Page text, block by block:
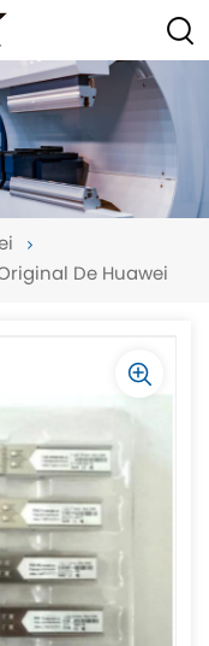
De Huawei